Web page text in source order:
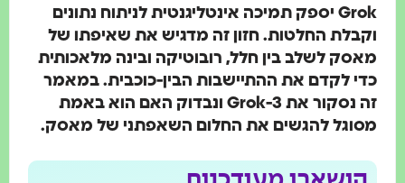
Grok יספק תמיכה אינטליגנטית לניתוח נתונים
וקבלת החלטות. חזון זה מדגיש את שאיפתו של
מאסק לשלב בין חלל, רובוטיקה ובינה מלאכותית
כדי לקדם את ההתיישבות הבין-כוכבית. במאמר
זה נסקור את Grok-3 ונבדוק האם הוא באמת
מסוגל להגשים את החלום השאפתני של מאסק.